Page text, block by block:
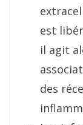
est
il agit
des